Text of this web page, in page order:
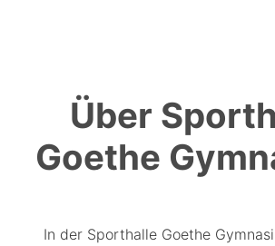
Über
Goethe
In der Sporthalle Goethe